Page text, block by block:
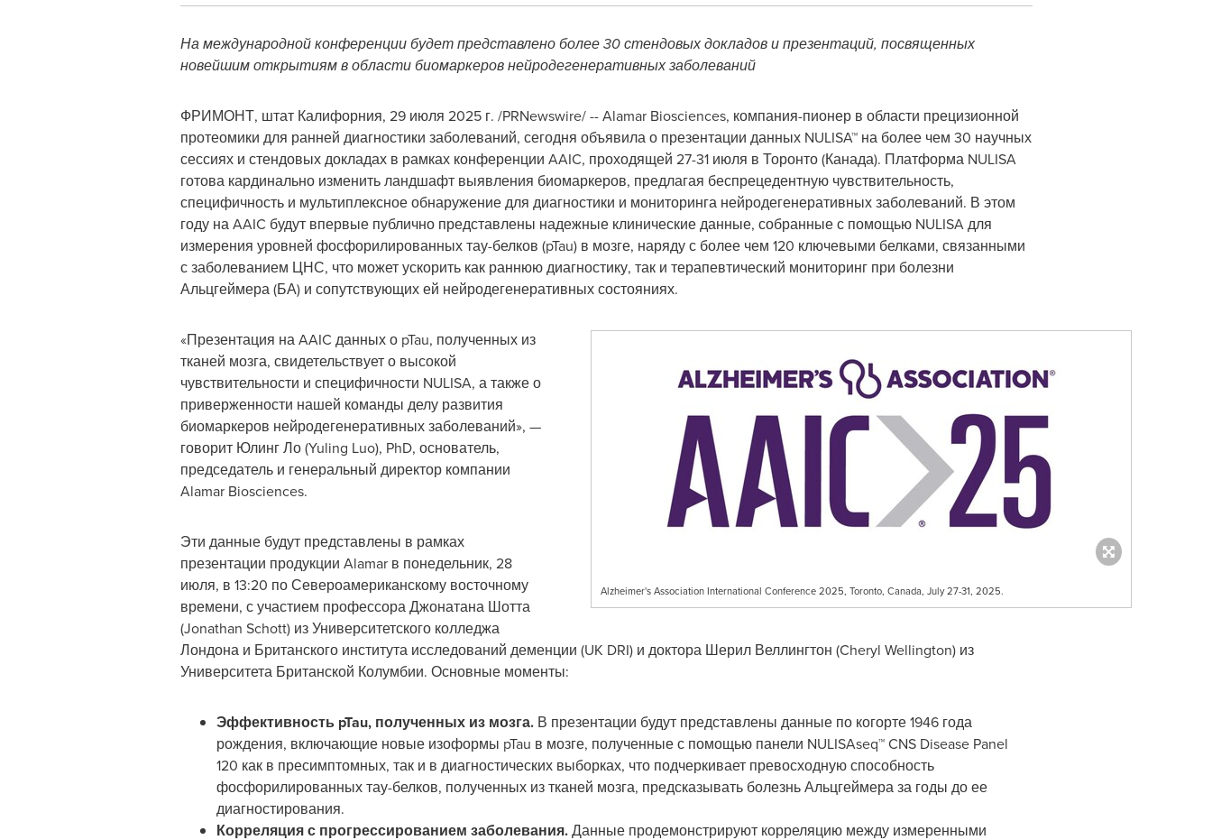
На международной конференции будет представлено более 30 стендовых докладов и презентаций, посвященных
новейшим открытиям в области биомаркеров нейродегенеративных заболеваний
ФРИМОНТ, штат Калифорния, 29 июля 2025 г. /PRNewswire/ -- Alamar Biosciences, компания-пионер в области прецизионной
протеомики для ранней диагностики заболеваний, сегодня объявила о презентации данных NULISA™ на более чем 30 научных
сессиях и стендовых докладах в рамках конференции AAIC, проходящей 27-31 июля в Торонто (Канада). Платформа NULISA
готова кардинально изменить ландшафт выявления биомаркеров, предлагая беспрецедентную чувствительность,
специфичность и мультиплексное обнаружение для диагностики и мониторинга нейродегенеративных заболеваний. В этом
году на AAIC будут впервые публично представлены надежные клинические данные, собранные с помощью NULISA для
измерения уровней фосфорилированных тау-белков (pTau) в мозге, наряду с более чем 120 ключевыми белками, связанными
с заболеванием ЦНС, что может ускорить как раннюю диагностику, так и терапевтический мониторинг при болезни
Альцгеймера (БА) и сопутствующих ей нейродегенеративных состояниях.
Alzheimer's Association International Conference 2025, Toronto, Canada, July 27-31, 2025.
«Презентация на AAIC данных о pTau, полученных из
тканей мозга, свидетельствует о высокой
чувствительности и специфичности NULISA, а также о
приверженности нашей команды делу развития
биомаркеров нейродегенеративных заболеваний», —
говорит Юлинг Ло (Yuling Luo), PhD, основатель,
председатель и генеральный директор компании
Alamar Biosciences.
Эти данные будут представлены в рамках
презентации продукции Alamar в понедельник, 28
июля, в 13:20 по Североамериканскому восточному
времени, с участием профессора Джонатана Шотта
(Jonathan Schott) из Университетского колледжа
Лондона и Британского института исследований деменции (UK DRI) и доктора Шерил Веллингтон (Cheryl Wellington) из
Университета Британской Колумбии. Основные моменты:
Эффективность pTau, полученных из мозга.В презентации будут представлены данные по когорте 1946 года
рождения, включающие новые изоформы pTau в мозге, полученные с помощью панели NULISAseq™ CNS Disease Panel
120 как в пресимптомных, так и в диагностических выборках, что подчеркивает превосходную способность
фосфорилированных тау-белков, полученных из тканей мозга, предсказывать болезнь Альцгеймера за годы до ее
диагностирования.
Корреляция с прогрессированием заболевания.Данные продемонстрируют корреляцию между измеренными